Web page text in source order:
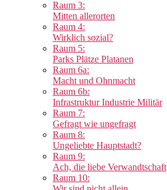
Raum 3:
Mitten allerorten
Raum 4:
Wirklich sozial?
Raum 5:
Parks Plätze Platanen
Raum 6a:
Macht und Ohnmacht
Raum 6b:
Infrastruktur Industrie Militär
Raum 7:
Gefragt wie ungefragt
Raum 8:
Ungeliebte Hauptstadt?
Raum 9:
Ach, die liebe Verwandtschaft
Raum 10: